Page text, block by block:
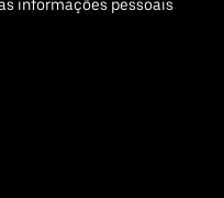
informações pessoais